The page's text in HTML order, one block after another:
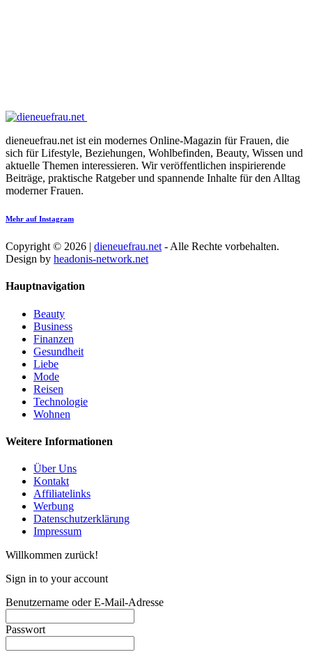
dieneuefrau.net ist ein modernes Online-Magazin für Frauen, die
sich für Lifestyle, Beziehungen, Wohlbefinden, Beauty, Wissen und
aktuelle Themen interessieren. Wir veröffentlichen inspirierende
Beiträge, praktische Ratgeber und spannende Inhalte für den Alltag
moderner Frauen.
Mehr auf Instagram
Copyright © 2026 | dieneuefrau.net - Alle Rechte vorbehalten.
Design by headonis-network.net
Hauptnavigation
Beauty
Business
Finanzen
Gesundheit
Liebe
Mode
Reisen
Technologie
Wohnen
Weitere Informationen
Über Uns
Kontakt
Affiliatelinks
Werbung
Datenschutzerklärung
Impressum
Willkommen zurück!
Sign in to your account
Benutzername oder E-Mail-Adresse
Passwort